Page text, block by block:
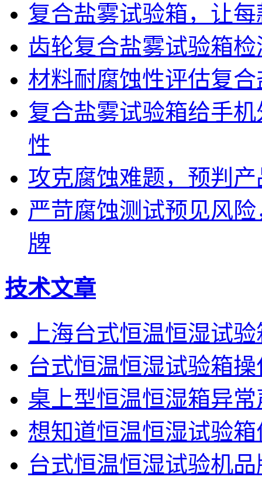
复合盐雾试验箱，让
齿轮复合盐雾试验箱
材料耐腐蚀性评估复
复合盐雾试验箱给手
性
攻克腐蚀难题，预判
严苛腐蚀测试预见风
牌
技术文章
上海台式恒温恒湿试
台式恒温恒湿试验箱
桌上型恒温恒湿箱异
想知道恒温恒湿试验
台式恒温恒湿试验机